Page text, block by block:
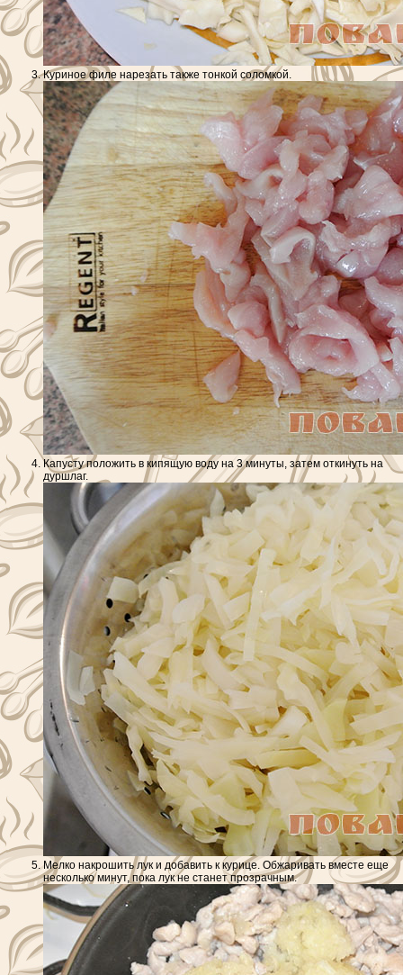
Куриное филе нарезать также тонкой соломкой.
Капусту положить в кипящую воду на 3 минуты, затем откинуть на
дуршлаг.
Мелко накрошить лук и добавить к курице. Обжаривать вместе еще
несколько минут, пока лук не станет прозрачным.